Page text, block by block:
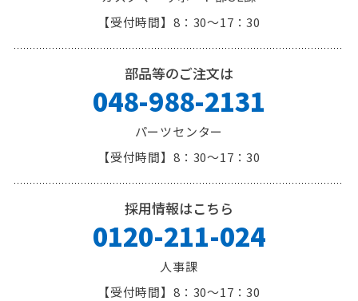
8：30～17：30
部品等のご注文は
048-988-2131
パーツセンター
8：30～17：30
採用情報はこちら
0120-211-024
人事課
8：30～17：30